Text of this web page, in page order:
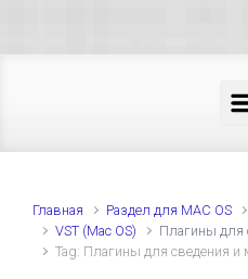
Главная Раздел для MAC OS
VST (Mac OS)
Плагины для
Tag: Плагины для сведения и